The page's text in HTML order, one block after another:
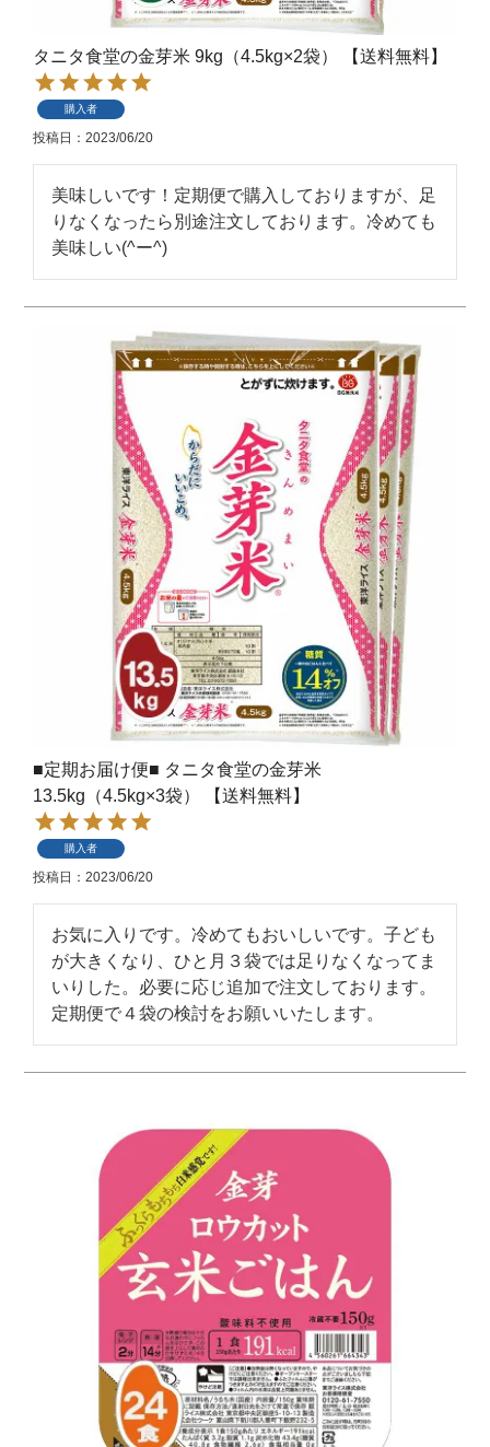
タニタ食堂の金芽米 9kg（4.5kg×2袋） 【送料無料】
購入者
投稿日 2023/06/20
美味しいです！定期便で購入しておりますが、足
りなくなったら別途注文しております。冷めても
■定期お届け便■ タニタ食堂の金芽米
13.5kg（4.5kg×3袋） 【送料無料】
購入者
投稿日 2023/06/20
お気に入りです。冷めてもおいしいです。子ども
が大きくなり、ひと月３袋では足りなくなってま
いりした。必要に応じ追加で注文しております。
定期便で４袋の検討をお願いいたします。